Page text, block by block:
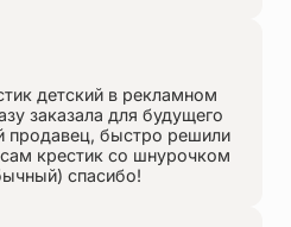
детский в рекламном
заказала для будущего
продавец, быстро решили
крестик со шнурочком
спасибо!